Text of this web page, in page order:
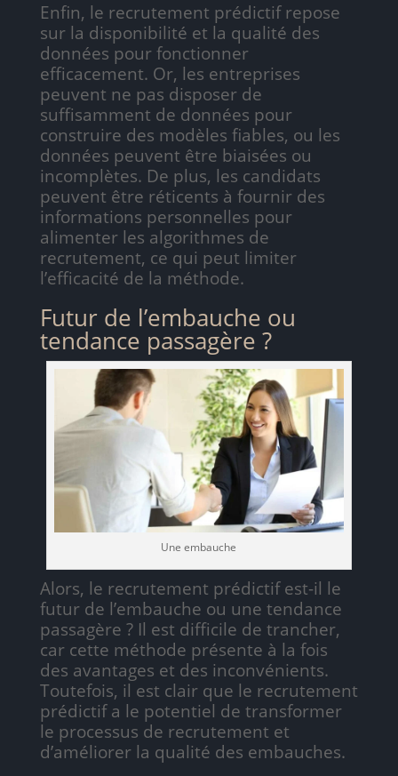
Enfin, le recrutement prédictif repose
sur la disponibilité et la qualité des
données pour fonctionner
efficacement. Or, les entreprises
peuvent ne pas disposer de
suffisamment de données pour
construire des modèles fiables, ou les
données peuvent être biaisées ou
incomplètes. De plus, les candidats
peuvent être réticents à fournir des
informations personnelles pour
alimenter les algorithmes de
recrutement, ce qui peut limiter
l’efficacité de la méthode.
Futur de l’embauche ou
tendance passagère ?
Une embauche
Alors, le recrutement prédictif est-il le
futur de l’embauche ou une tendance
passagère ? Il est difficile de trancher,
car cette méthode présente à la fois
des avantages et des inconvénients.
Toutefois, il est clair que le recrutement
prédictif a le potentiel de transformer
le processus de recrutement et
d’améliorer la qualité des embauches.